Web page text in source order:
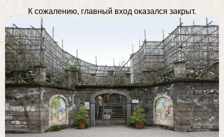
К сожалению, главный вход оказался закрыт.